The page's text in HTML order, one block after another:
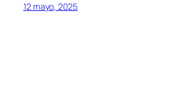
12 mayo, 2025